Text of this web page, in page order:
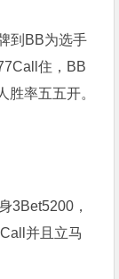
到BB为选手
住，BB
率五五开。
3Bet5200，
并且立马